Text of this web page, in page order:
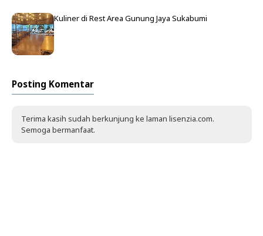
Kuliner di Rest Area Gunung Jaya Sukabumi
Posting Komentar
Terima kasih sudah berkunjung ke laman lisenzia.com.
Semoga bermanfaat.